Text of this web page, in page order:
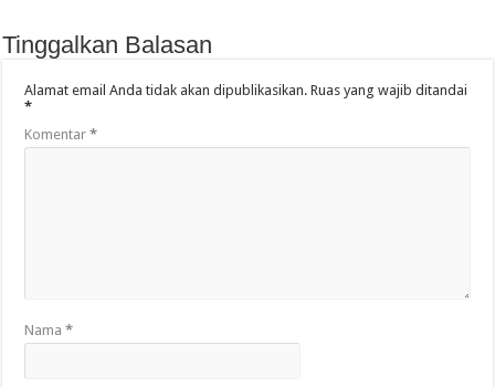
Tinggalkan Balasan
Alamat email Anda tidak akan dipublikasikan. Ruas yang wajib ditandai
*
Komentar*
Nama*